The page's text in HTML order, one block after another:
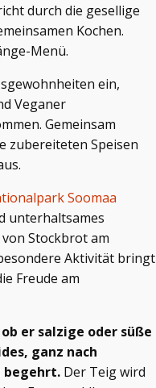
durch die gesellige
Kochen.
Menü.
ein,
Veganer
Gemeinsam
zubereiteten Speisen
Soomaa
unterhaltsames
Stockbrot am
Aktivität bringt
Freude am
er salzige oder süße
ganz nach
begehrt. Der Teig wird